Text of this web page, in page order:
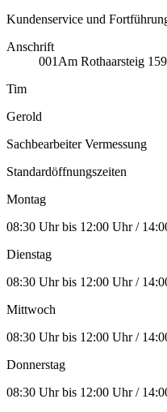
Kundenservice und
Anschrift
001 Am Rothaarsteig 1
Tim
Gerold
Sachbearbeiter Vermessung
Standardöffnungszeiten
Montag
08:30 Uhr bis 12:00 Uhr /
Dienstag
08:30 Uhr bis 12:00 Uhr /
Mittwoch
08:30 Uhr bis 12:00 Uhr /
Donnerstag
08:30 Uhr bis 12:00 Uhr /